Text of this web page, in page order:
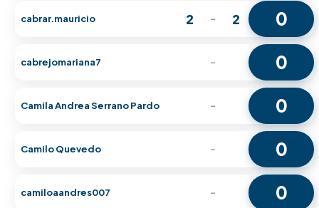
cabrar.mauricio 2 - 2 0
cabrejomariana7 - 0
Camila Andrea Serrano Pardo - 0
Camilo Quevedo - 0
camiloaandres007 - 0